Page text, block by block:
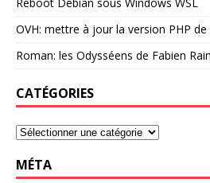
OVH: mettre à jour la version PHP
Roman: les Odysséens de Fabien
CATÉGORIES
MÉTA